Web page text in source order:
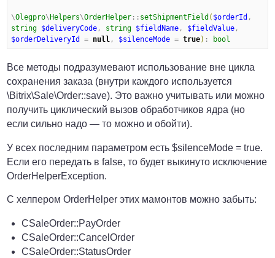
\Olegpro\ Helpers\OrderHelper :: setShipmentField ( $orderId
string $deliveryCode, string $fieldName, $fieldValue
$orderDeliveryId
= null, $silenceMode = true) : bool
Все методы подразумевают использование вне цикла
сохранения заказа (внутри каждого используется
\Bitrix\Sale\Order::save). Это важно учитывать или можно
получить циклический вызов обработчиков ядра (но
если сильно надо — то можно и обойти).
У всех последним параметром есть $silenceMode = true.
Если его передать в false, то будет выкинуто исключение
OrderHelperException.
С хелпером OrderHelper этих мамонтов можно забыть:
CSaleOrder::PayOrder
CSaleOrder::CancelOrder
CSaleOrder::StatusOrder